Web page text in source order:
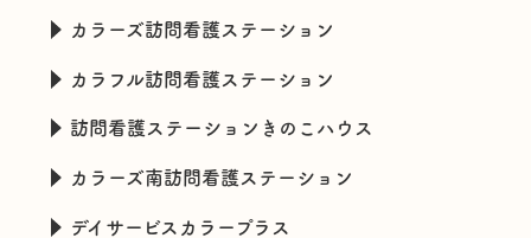
カラーズ訪問看護ステーション
カラフル訪問看護ステーション
訪問看護ステーションきのこハウス
カラーズ南訪問看護ステーション
デイサービスカラープラス